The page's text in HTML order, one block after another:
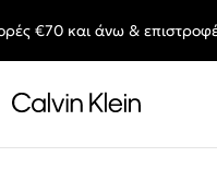
Αγαπημένα styles, στις
€70 και άνω &